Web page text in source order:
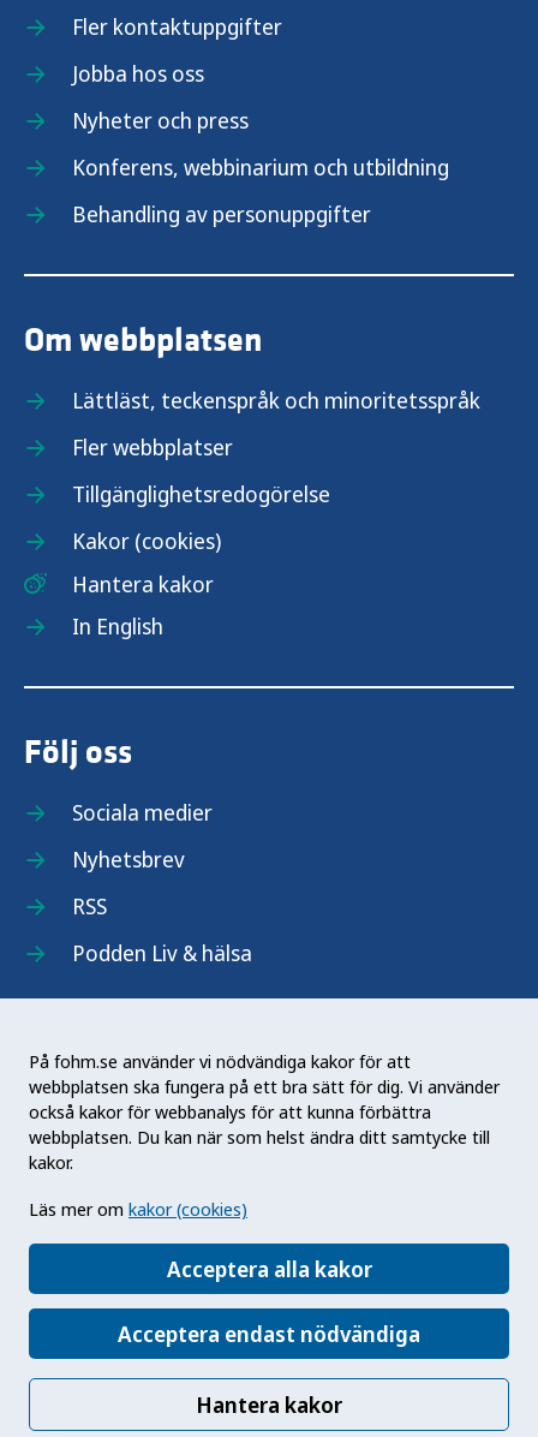
På fohm.se använder vi nödvändiga kakor för att
webbplatsen ska fungera på ett bra sätt för dig. Vi använder
också kakor för webbanalys för att kunna förbättra
webbplatsen. Du kan när som helst ändra ditt samtycke till
kakor.
Läs mer om kakor (cookies)
Acceptera alla kakor
Acceptera endast nödvändiga
Hantera kakor
Fler kontaktuppgifter
Jobba hos oss
Nyheter och press
Konferens, webbinarium och utbildning
Behandling av personuppgifter
Om webbplatsen
Lättläst, teckenspråk och minoritetsspråk
Fler webbplatser
Tillgänglighetsredogörelse
Kakor (cookies)
Hantera kakor
In English
Följ oss
Sociala medier
Nyhetsbrev
RSS
Podden Liv & hälsa
Folkhälsomyndigheten (Fohm) är en nationell
kunskapsmyndighet som arbetar för en bättre
folkhälsa. Det gör myndigheten genom att
främja hälsa, förebygga ohälsa och skydda mot
hälsohot. Vår vision är en folkhälsa som stärker
samhällets utveckling.